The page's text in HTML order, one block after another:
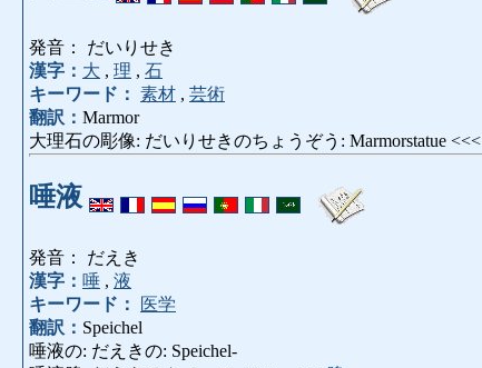
発音： だいりせき
漢字： 大 , 理 , 石
キーワード： 素材 , 芸術
翻訳： Marmor
大理石の彫像: だいりせきのちょうぞう: Marmorstatue <<<
唾液
発音： だえき
漢字： 唾 , 液
キーワード：
医学
翻訳： Speichel
唾液の: だえきの: Speichel-